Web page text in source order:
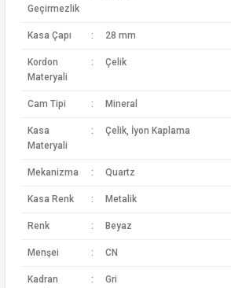
Geçirmezlik
Kasa Çapı : 28 mm
Kordon
Materyali
: Çelik
Cam Tipi : Mineral
Kasa
Materyali
: Çelik, İyon Kaplama
Mekanizma : Quartz
Kasa Renk : Metalik
Renk : Beyaz
Menşei : CN
Kadran
: Gri